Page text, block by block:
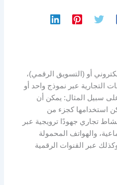
أو (التسويق الرقمي)،
التجارية عبر نموذج واحد أو
على سبيل المثال: يمكن أن
استخدامها كجزء من
تجاري جهودًا ترويجية عبر
والهواتف المحمولة
وكذلك عبر القنوات الرقمية